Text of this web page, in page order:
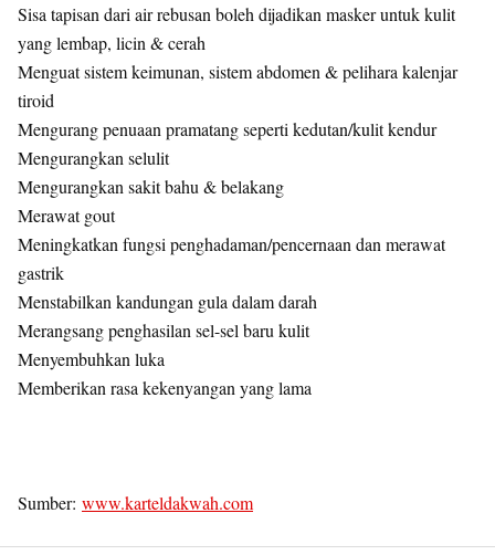
Sisa tapisan dari air rebusan boleh dijadikan masker untuk kulit
yang lembap, licin & cerah
Menguat sistem keimunan, sistem abdomen & pelihara kalenjar
tiroid
Mengurang penuaan pramatang seperti kedutan/kulit kendur
Mengurangkan selulit
Mengurangkan sakit bahu & belakang
Merawat gout
Meningkatkan fungsi penghadaman/pencernaan dan merawat
gastrik
Menstabilkan kandungan gula dalam darah
Merangsang penghasilan sel-sel baru kulit
Menyembuhkan luka
Memberikan rasa kekenyangan yang lama
Sumber: www.karteldakwah.com